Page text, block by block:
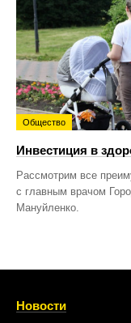
Общество
Инвестиция в
Рассмотрим все
с главным врачом
Мануйленко.
Новости